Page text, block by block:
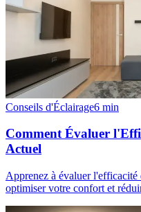
Conseils d'Éclairage6 min
Comment Évaluer
Actuel
Apprenez à évaluer
optimiser votre confort et